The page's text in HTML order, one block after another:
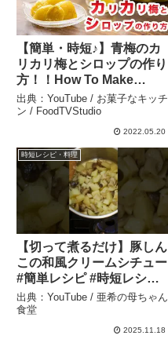
【簡単・時短♪】青梅のカ
リカリ梅とシロップの作り
方！！How To Make
“Crunchy Pickled Green
Plum & Plum syrup
”recipe – お菓子なキッチ
出典：YouTube / お菓子なキッチ
ン / FoodTVStudio
2022.05.20
時短レシピ・料理
【切って煮るだけ】豚しん
この和風クリームシチュー
#簡単レシピ #時短レシピ #
亜希の母ちゃん食堂 – 亜希
の母ちゃん食堂
出典：YouTube / 亜希の母ちゃん
食堂
2025.11.18